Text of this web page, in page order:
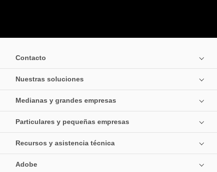
Contacto
Nuestras soluciones
Medianas y grandes empresas
Particulares y pequeñas empresas
Recursos y asistencia técnica
Adobe